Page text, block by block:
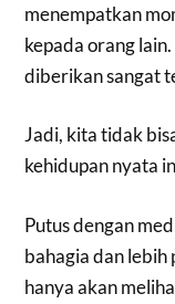
menempatkan
kepada orang
diberikan sangat
Jadi, kita tidak
kehidupan nyata
Putus dengan
bahagia dan lebih
hanya akan